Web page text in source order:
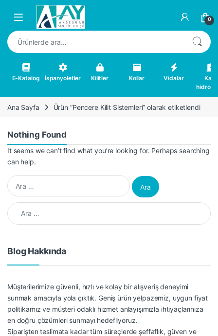
Skip to navigation
Skip to content
0
Ara:
E-Katalog İspanyoletler Kilitler Kollar Vidalar
Kapı
Ana Sayfa Ürün “Pencere Kilit Sistemleri” olarak etiketlendi
Nothing Found
It seems we can’t find what you’re looking for. Perhaps searching
can help.
Arama:
Arama:
Blog Hakkında
Müşterilerimize güvenli, hızlı ve kolay bir alışveriş deneyimi
sunmak amacıyla yola çıktık. Geniş ürün yelpazemiz, uygun fiyat
politikamız ve müşteri odaklı hizmet anlayışımızla ihtiyaçlarınıza
en doğru çözümleri sunmayı hedefliyoruz.
Siparişten teslimata kadar tüm süreçlerde şeffaflık, güven ve